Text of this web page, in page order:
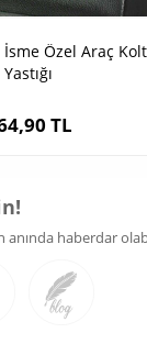
Özel Araç
Yastığı
TL
anında haberdar